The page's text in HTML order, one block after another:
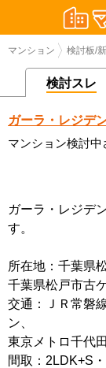
マンション 検討板/
検討スレ
ガーラ・レジデ
マンション検討中
ガーラ・レジデ
す。
所在地：千葉県
千葉県松戸市古
交通：ＪＲ常磐
ン、
東京メトロ千代
間取：2LDK+S